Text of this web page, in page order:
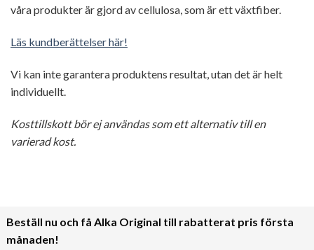
våra produkter är gjord av cellulosa, som är ett växtfiber.
Läs kundberättelser här!
Vi kan inte garantera produktens resultat, utan det är helt
individuellt.
Kosttillskott bör ej användas som ett alternativ till en
varierad kost.
Beställ nu och få Alka Original till rabatterat pris första
månaden!